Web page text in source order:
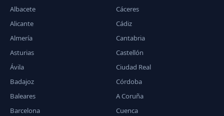
Albacete
Alicante
Almería
Asturias
Ávila
Badajoz
Baleares
Barcelona
Cáceres
Cádiz
Cantabria
Castellón
Ciudad Real
Córdoba
A Coruña
Cuenca